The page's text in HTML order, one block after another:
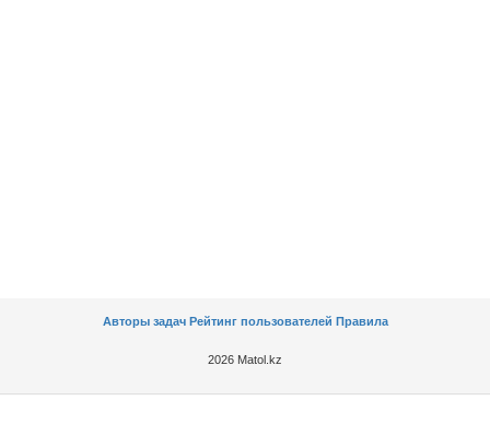
Авторы задач Рейтинг пользователей Правила
2026 Matol.kz